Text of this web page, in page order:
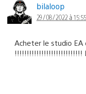
bilaloop
29/08/2022 à 15:55
Acheter le studio EA
!!!!!!!!!!!!!!!!!!!!!!!!!!!!